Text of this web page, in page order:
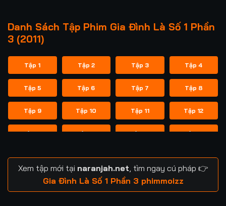
Danh Sách Tập Phim Gia Đình Là Số 1 Phần
3 (2011)
Tập 1 Tập 2 Tập 3 Tập 4
Tập 5 Tập 6 Tập 7 Tập 8
Tập 9 Tập 10 Tập 11 Tập 12
Tập 13 Tập 14 Tập 15 Tập 16
Tập 17 Tập 18 Tập 19 Tập 20
Tập 22 Tập 23 Tập 24
Xem tập mới tại naranjah.net , tìm ngay cú pháp 👉
Gia Đình Là Số 1 Phần 3 phimmoizz